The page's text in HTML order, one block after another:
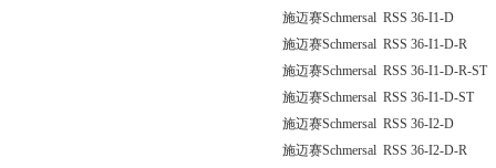
施迈赛Schmersal RSS 36-I1-D
施迈赛Schmersal RSS 36-I1-D-R
施迈赛Schmersal RSS 36-I1-D-R-ST
施迈赛Schmersal RSS 36-I1-D-ST
施迈赛Schmersal RSS 36-I2-D
施迈赛Schmersal RSS 36-I2-D-R